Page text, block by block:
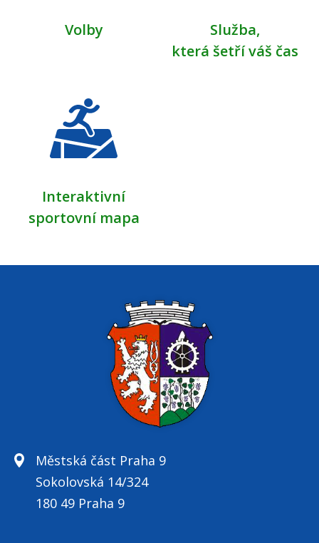
Volby
Služba,
která šetří váš čas
Interaktivní
sportovní mapa
Městská část Praha 9
Sokolovská 14/324
180 49 Praha 9